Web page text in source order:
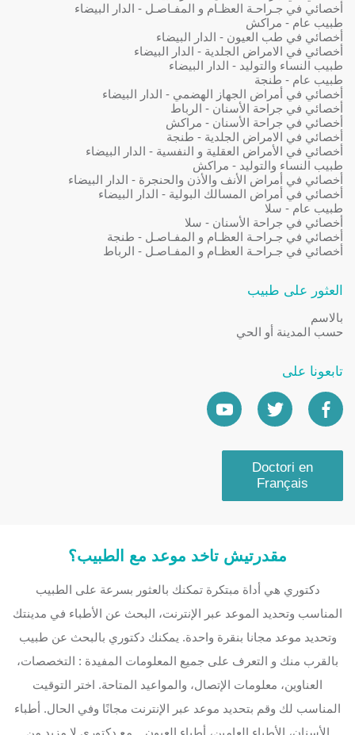
أخصائي في جـراحـة العظـام و المفـاصـل - الدار البيضاء
طبيب عام - مراكش
أخصائي في طب العيون - الدار البيضاء
أخصائي في الامراض الجلدية - الدار البيضاء
طبيب النساء والتوليد - الدار البيضاء
طبيب عام - طنجة
أخصائي في أمراض الجهاز الهضمي - الدار البيضاء
أخصائي في جراحة الأسنان - الرباط
أخصائي في جراحة الأسنان - مراكش
أخصائي في الامراض الجلدية - طنجة
أخصائي في الأمراض العقلية و النفسية - الدار البيضاء
طبيب النساء والتوليد - مراكش
أخصائي في أمراض الأنف والأذن والحنجرة - الدار البيضاء
أخصائي في أمراض المسالك البولية - الدار البيضاء
طبيب عام - سلا
أخصائي في جراحة الأسنان - سلا
أخصائي في جـراحـة العظـام و المفـاصـل - طنجة
أخصائي في جـراحـة العظـام و المفـاصـل - الرباط
العثور على طبيب
بالاسم
حسب المدينة أو الحي
تابعونا على
Doctori en
Français
مقدرتيش تاخد موعد مع الطبيب؟
دكتوري هي أداة مبتكرة تمكنك بالعثور بسرعة على الطبيب
المناسب وتحديد الموعد عبر الإنترنت، البحث عن الأطباء في مدينتك
وتحديد موعد مجانا بنقرة واحدة. يمكنك دكتوري بالبحث عن طبيب
بالقرب منك و التعرف على جميع المعلومات المفيدة : التخصصات،
العناوين، معلومات الإتصال، والمواعيد المتاحة. اختر التوقيت
المناسب لك وقم بتحديد موعد عبر الإنترنت مجانًا وفي الحال. أطباء